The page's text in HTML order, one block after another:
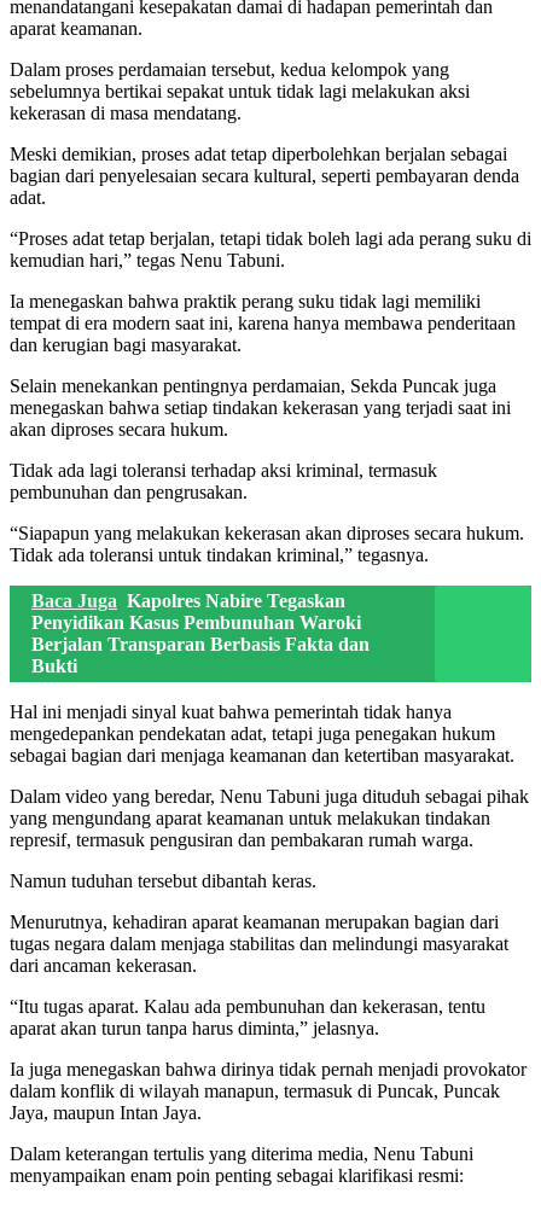
menandatangani kesepakatan damai di hadapan pemerintah dan
aparat keamanan.
Dalam proses perdamaian tersebut, kedua kelompok yang
sebelumnya bertikai sepakat untuk tidak lagi melakukan aksi
kekerasan di masa mendatang.
Meski demikian, proses adat tetap diperbolehkan berjalan sebagai
bagian dari penyelesaian secara kultural, seperti pembayaran denda
adat.
“Proses adat tetap berjalan, tetapi tidak boleh lagi ada perang suku di
kemudian hari,” tegas Nenu Tabuni.
Ia menegaskan bahwa praktik perang suku tidak lagi memiliki
tempat di era modern saat ini, karena hanya membawa penderitaan
dan kerugian bagi masyarakat.
Selain menekankan pentingnya perdamaian, Sekda Puncak juga
menegaskan bahwa setiap tindakan kekerasan yang terjadi saat ini
akan diproses secara hukum.
Tidak ada lagi toleransi terhadap aksi kriminal, termasuk
pembunuhan dan pengrusakan.
“Siapapun yang melakukan kekerasan akan diproses secara hukum.
Tidak ada toleransi untuk tindakan kriminal,” tegasnya.
Baca Juga Kapolres Nabire Tegaskan
Penyidikan Kasus Pembunuhan Waroki
Berjalan Transparan Berbasis Fakta dan
Bukti
Hal ini menjadi sinyal kuat bahwa pemerintah tidak hanya
mengedepankan pendekatan adat, tetapi juga penegakan hukum
sebagai bagian dari menjaga keamanan dan ketertiban masyarakat.
Dalam video yang beredar, Nenu Tabuni juga dituduh sebagai pihak
yang mengundang aparat keamanan untuk melakukan tindakan
represif, termasuk pengusiran dan pembakaran rumah warga.
Namun tuduhan tersebut dibantah keras.
Menurutnya, kehadiran aparat keamanan merupakan bagian dari
tugas negara dalam menjaga stabilitas dan melindungi masyarakat
dari ancaman kekerasan.
“Itu tugas aparat. Kalau ada pembunuhan dan kekerasan, tentu
aparat akan turun tanpa harus diminta,” jelasnya.
Ia juga menegaskan bahwa dirinya tidak pernah menjadi provokator
dalam konflik di wilayah manapun, termasuk di Puncak, Puncak
Jaya, maupun Intan Jaya.
Dalam keterangan tertulis yang diterima media, Nenu Tabuni
menyampaikan enam poin penting sebagai klarifikasi resmi: